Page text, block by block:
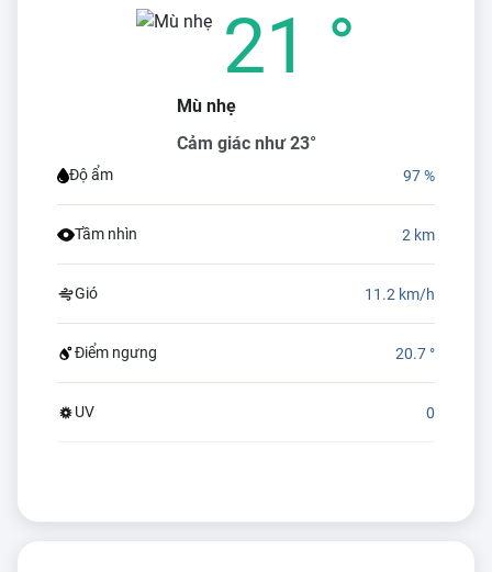
21 °
Mù nhẹ
Cảm giác như 23°
Độ ẩm 97 %
Tầm nhìn 2 km
Gió 11.2 km/h
Điểm ngưng 20.7 °
UV 0